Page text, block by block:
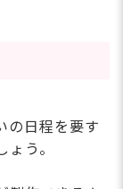
の日程を要す
う。